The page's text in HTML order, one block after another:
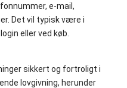
e-mail,
Det vil typisk være i
eller ved køb.
sikkert og fortroligt i
lovgivning, herunder